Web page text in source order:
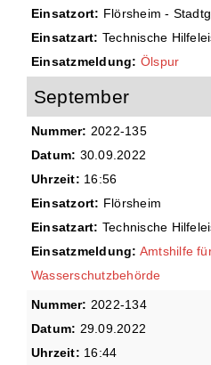
Einsatzort: Flörsheim -
Einsatzart: Technische
Einsatzmeldung: Ölspur
September
Nummer: 2022-135
Datum: 30.09.2022
Uhrzeit: 16:56
Einsatzort: Flörsheim
Einsatzart: Technische
Einsatzmeldung: Amtshilfe
Wasserschutzbehörde
Nummer: 2022-134
Datum: 29.09.2022
Uhrzeit: 16:44